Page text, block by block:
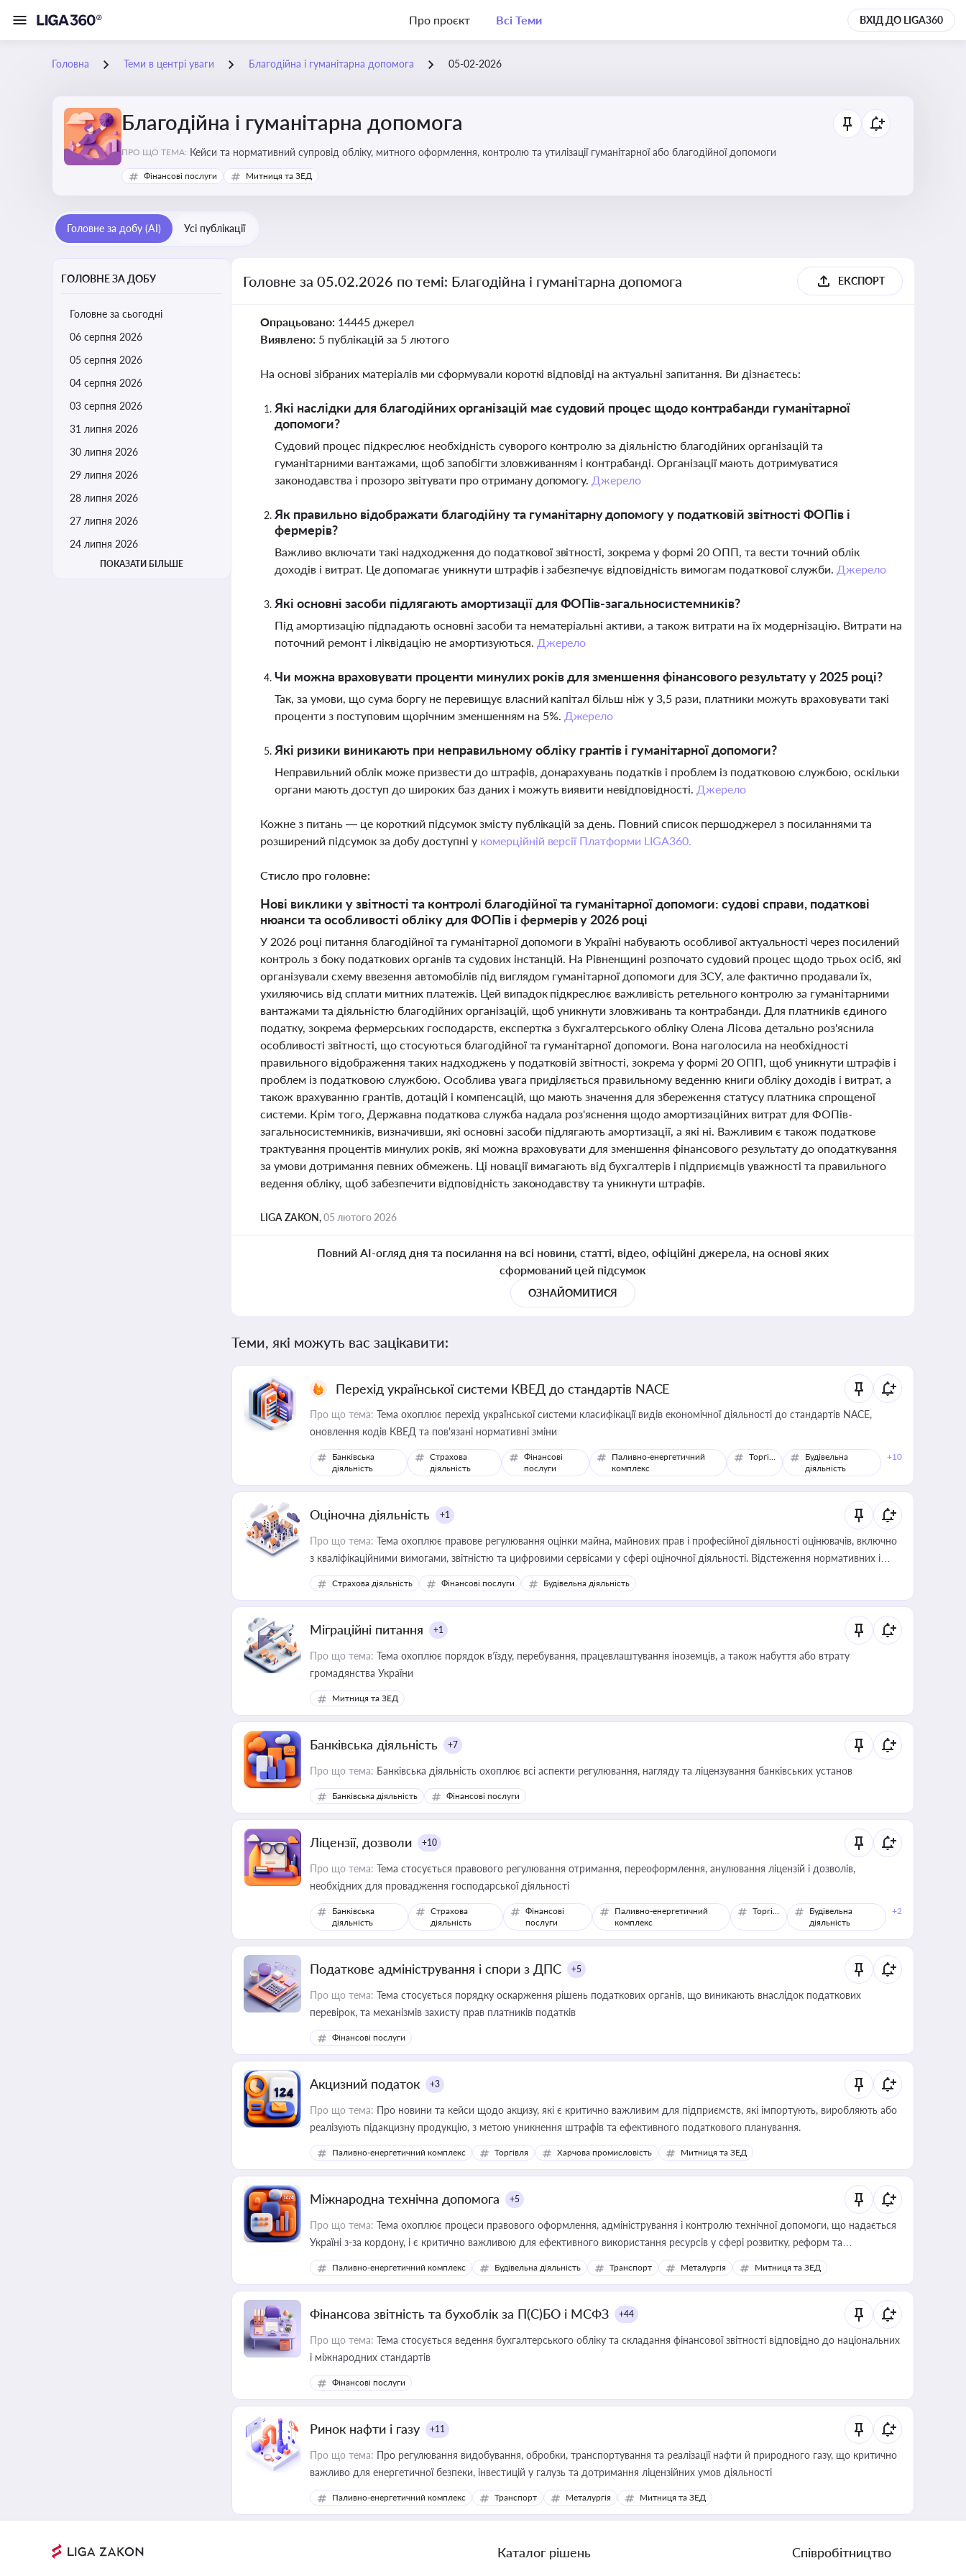
Про проєкт Всі Теми ВХІД ДО LIGA360
Головна Теми в центрі уваги Благодійна і гуманітарна допомога 05-02-2026
Благодійна і гуманітарна допомога
ПРО ЩО ТЕМА: Кейси та нормативний супровід обліку, митного оформлення, контролю та утилізації гуманітарної або благодійної допомоги
Фінансові послуги Митниця та ЗЕД
Головне за добу (AI) Усі публікації
ГОЛОВНЕ ЗА ДОБУ
Головне за сьогодні
06 серпня 2026
05 серпня 2026
04 серпня 2026
03 серпня 2026
31 липня 2026
30 липня 2026
29 липня 2026
28 липня 2026
27 липня 2026
24 липня 2026
ПОКАЗАТИ БІЛЬШЕ
Головне за 05.02.2026 по темі: Благодійна і гуманітарна допомога ЕКСПОРТ
Опрацьовано: 14445 джерел
Виявлено: 5 публікацій за 5 лютого
На основі зібраних матеріалів ми сформували короткі відповіді на актуальні запитання. Ви дізнаєтесь:
Які наслідки для благодійних організацій має судовий процес щодо контрабанди гуманітарної
допомоги?
Судовий процес підкреслює необхідність суворого контролю за діяльністю благодійних організацій та
гуманітарними вантажами, щоб запобігти зловживанням і контрабанді. Організації мають дотримуватися
законодавства і прозоро звітувати про отриману допомогу. Джерело
Як правильно відображати благодійну та гуманітарну допомогу у податковій звітності ФОПів і
фермерів?
Важливо включати такі надходження до податкової звітності, зокрема у формі 20 ОПП, та вести точний облік
доходів і витрат. Це допомагає уникнути штрафів і забезпечує відповідність вимогам податкової служби. Джерело
Які основні засоби підлягають амортизації для ФОПів-загальносистемників?
Під амортизацію підпадають основні засоби та нематеріальні активи, а також витрати на їх модернізацію. Витрати на
поточний ремонт і ліквідацію не амортизуються. Джерело
Чи можна враховувати проценти минулих років для зменшення фінансового результату у 2025 році?
Так, за умови, що сума боргу не перевищує власний капітал більш ніж у 3,5 рази, платники можуть враховувати такі
проценти з поступовим щорічним зменшенням на 5%. Джерело
Які ризики виникають при неправильному обліку грантів і гуманітарної допомоги?
Неправильний облік може призвести до штрафів, донарахувань податків і проблем із податковою службою, оскільки
органи мають доступ до широких баз даних і можуть виявити невідповідності. Джерело
Кожне з питань — це короткий підсумок змісту публікацій за день. Повний список першоджерел з посиланнями та
розширений підсумок за добу доступні у комерційній версії Платформи LIGA360.
Стисло про головне:
Нові виклики у звітності та контролі благодійної та гуманітарної допомоги: судові справи, податкові
нюанси та особливості обліку для ФОПів і фермерів у 2026 році
У 2026 році питання благодійної та гуманітарної допомоги в Україні набувають особливої актуальності через посилений
контроль з боку податкових органів та судових інстанцій. На Рівненщині розпочато судовий процес щодо трьох осіб, які
організували схему ввезення автомобілів під виглядом гуманітарної допомоги для ЗСУ, але фактично продавали їх,
ухиляючись від сплати митних платежів. Цей випадок підкреслює важливість ретельного контролю за гуманітарними
вантажами та діяльністю благодійних організацій, щоб уникнути зловживань та контрабанди. Для платників єдиного
податку, зокрема фермерських господарств, експертка з бухгалтерського обліку Олена Лісова детально роз'яснила
особливості звітності, що стосуються благодійної та гуманітарної допомоги. Вона наголосила на необхідності
правильного відображення таких надходжень у податковій звітності, зокрема у формі 20 ОПП, щоб уникнути штрафів і
проблем із податковою службою. Особлива увага приділяється правильному веденню книги обліку доходів і витрат, а
також врахуванню грантів, дотацій і компенсацій, що мають значення для збереження статусу платника спрощеної
системи. Крім того, Державна податкова служба надала роз'яснення щодо амортизаційних витрат для ФОПів-
загальносистемників, визначивши, які основні засоби підлягають амортизації, а які ні. Важливим є також податкове
трактування процентів минулих років, які можна враховувати для зменшення фінансового результату до оподаткування
за умови дотримання певних обмежень. Ці новації вимагають від бухгалтерів і підприємців уважності та правильного
ведення обліку, щоб забезпечити відповідність законодавству та уникнути штрафів.
LIGA ZAKON,05 лютого 2026
Повний AI-огляд дня та посилання на всі новини, статті, відео, офіційні джерела, на основі яких
сформований цей підсумок
ОЗНАЙОМИТИСЯ
Теми, які можуть вас зацікавити:
Перехід української системи КВЕД до стандартів NACE
Про що тема: Тема охоплює перехід української системи класифікації видів економічної діяльності до стандартів NACE,
оновлення кодів КВЕД та пов'язані нормативні зміни
Банківська
діяльність
Страхова
діяльність
Фінансові
послуги
Паливно-енергетичний
комплекс
Торгівля
Будівельна
діяльність
+10
Оціночна діяльність +1
Про що тема: Тема охоплює правове регулювання оцінки майна, майнових прав і професійної діяльності оцінювачів, включно
з кваліфікаційними вимогами, звітністю та цифровими сервісами у сфері оціночної діяльності. Відстеження нормативних і
медійних змін у цій сфері корисне для власника бізнесу, керівника, юриста або бухгалтера під час оподаткування,
приватизації, оренди державного майна, корпоративних угод і перевірки статусу суб'єктів оціночної діяльності
Страхова діяльність Фінансові послуги Будівельна діяльність
Міграційні питання +1
Про що тема: Тема охоплює порядок в’їзду, перебування, працевлаштування іноземців, а також набуття або втрату
громадянства України
Митниця та ЗЕД
Банківська діяльність +7
Про що тема: Банківська діяльність охоплює всі аспекти регулювання, нагляду та ліцензування банківських установ
Банківська діяльність Фінансові послуги
Ліцензії, дозволи +10
Про що тема: Тема стосується правового регулювання отримання, переоформлення, анулювання ліцензій і дозволів,
необхідних для провадження господарської діяльності
Банківська
діяльність
Страхова
діяльність
Фінансові
послуги
Паливно-енергетичний
комплекс
Торгівля
Будівельна
діяльність
+2
Податкове адміністрування і спори з ДПС +5
Про що тема: Тема стосується порядку оскарження рішень податкових органів, що виникають внаслідок податкових
перевірок, та механізмів захисту прав платників податків
Фінансові послуги
Акцизний податок +3
Про що тема: Про новини та кейси щодо акцизу, які є критично важливим для підприємств, які імпортують, виробляють або
реалізують підакцизну продукцію, з метою уникнення штрафів та ефективного податкового планування.
Паливно-енергетичний комплекс Торгівля Харчова промисловість Митниця та ЗЕД
Міжнародна технічна допомога +5
Про що тема: Тема охоплює процеси правового оформлення, адміністрування і контролю технічної допомоги, що надається
Україні з-за кордону, і є критично важливою для ефективного використання ресурсів у сфері розвитку, реформ та
інфраструктурних проєктів
Паливно-енергетичний комплекс Будівельна діяльність Транспорт Металургія Митниця та ЗЕД
Фінансова звітність та бухоблік за П(С)БО і МСФЗ +44
Про що тема: Тема стосується ведення бухгалтерського обліку та складання фінансової звітності відповідно до національних
і міжнародних стандартів
Фінансові послуги
Ринок нафти і газу +11
Про що тема: Про регулювання видобування, обробки, транспортування та реалізації нафти й природного газу, що критично
важливо для енергетичної безпеки, інвестицій у галузь та дотримання ліцензійних умов діяльності
Паливно-енергетичний комплекс Транспорт Металургія Митниця та ЗЕД
Каталог рішень Співробітництво